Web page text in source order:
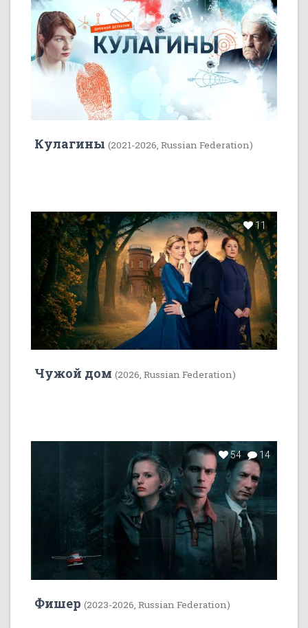
Кулагины (2021-2026, Russian Federation)
11
Чужой дом (2026, Russian Federation)
54 14
Фишер (2023-2026, Russian Federation)